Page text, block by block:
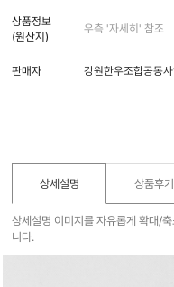
상품정보
(원산지)
우측 '자세히' 참조
판매자 강원한우조합공동
상세설명 상품후기
상세설명 이미지를 자유롭게 확대/
니다.